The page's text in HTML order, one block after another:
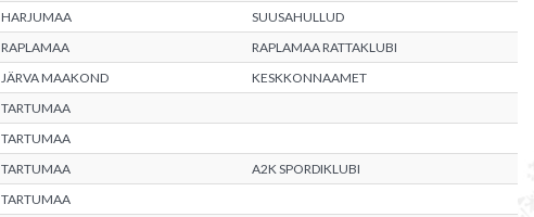
HARJUMAA
SUUSAHULLUD
RAPLAMAA
RAPLAMAA RATTAKLUBI
JÄRVA MAAKOND
KESKKONNAAMET
TARTUMAA
TARTUMAA
TARTUMAA
A2K SPORDIKLUBI
TARTUMAA